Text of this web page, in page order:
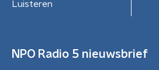
Luisteren
NPO Radio 5 nieuwsbrief